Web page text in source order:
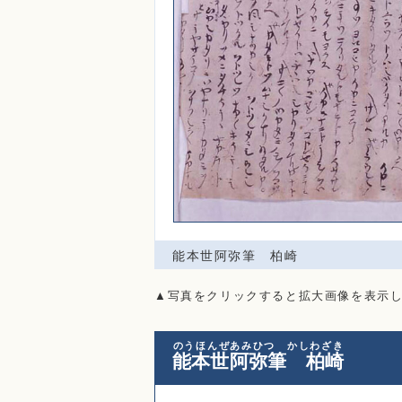
能本世阿弥筆 柏崎
▲写真をクリックすると拡大画像を表示
能本世阿弥筆 柏崎
のうほんぜあみひつ かしわざき